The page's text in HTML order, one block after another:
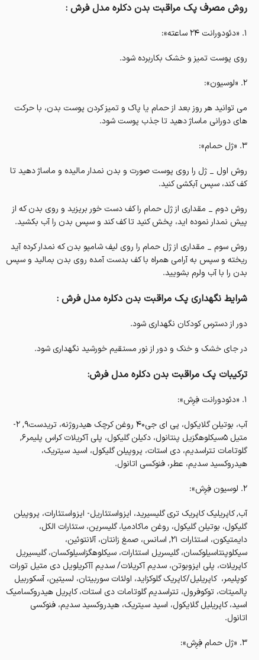
روش مصرف پک مراقبت بدن دکلره مدل فرش :
۱. «دئودورانت ۲۴ ساعته»:
روی پوست تمیز و خشک بکاربرده شود.
۲. «لوسیون»:
می توانید هر روز بعد از حمام یا پاک و تمیز کردن پوست بدن، با حرکت
های دورانی ماساژ دهید تا جذب پوست شود.
۳. «ژل حمام»:
روش اول _ ژل را روی پوست صورت و بدن نمدار مالیده و ماساژ دهید تا
کف کند، سپس آبکشی کنید.
روش دوم _ مقداری از ژل حمام را کف دست خور بریزید و روی بدن که از
پیش نمدار نموده اید، پخش کنید تا کف کند و سپس بدن را آب بکشید.
روش سوم _ مقداری از ژل حمام را روی لیف شامپو بدن که نمدار کرده آید
ریخته و سپس به آرامی همراه با کف بدست آمده روی بدن بمالید و سپس
بدن را با آب ولرم بشویید.
شرایط نگهداری پک مراقبت بدن دکلره مدل فرش :
دور از دسترس کودکان نگهداری شود.
در جای خشک و خنک و دور از نور مستقیم خورشید نگهداری شود.
ترکیبات پک مراقبت بدن دکلره مدل فرش:
۱. «دئودورانت فِرِش»:
آب، بوتیلن گلایکول، پی ای جی۴۰ روغن کرچک هیدروژنه،‌ تریدست۹, ۲-
متیل ۵سیکلوهگزیل پنتانول، دکیلن گلیکول، پلی آکریلات کراس پلیمر۶,
گلوتامات تتراسدیم، دی استات، پروپیلن گلیکول، اسید سیتریک،
هیدروکسید سدیم، عطر، فنوکسی اتانول.
۲. لوسیون فِرِش»:
آب, کاپریلیک کاپریک تری گلیسیرید، ایزواستئاریل- ایزواستئارات، پروپیلن
گلیکول، بوتیلن گلیکول، روغن ماکادمیا، گلیسرین، ستئارات الکل،
دایمتیکون، استئارات ۲۱, اسانس، صمغ زانتان، آلانتوئین،
سیکلوپنتاسیلوکسان، گلیسریل استئارات، سیکلوهگزاسیلوکسان، گلیسیریل
کاپریلات، پلی ایزوبوتن، سدیم آکریلات/ سدیم آآکریلویل دی متیل تورات
کوپلیمر، کاپریلیل/کاپریک گلوکزاید، اولئات سوربیتان، لسیتین، آسکوربیل
پالمیتات، توکوفرول، تتراسدیم گلوتامات دی استات، کاپریل هیدروکسامیک
اسید، کاپریلیل گلایکول، اسید سیتریک، هیدروکسید سدیم، فنوکسی
اتانول.
۳. «ژل حمام فِرِش»: